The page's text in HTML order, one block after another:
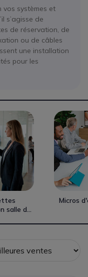
vos systèmes et
s’agisse de
de réservation, de
ou de câbles
une installation
pour les
salle de
Micros